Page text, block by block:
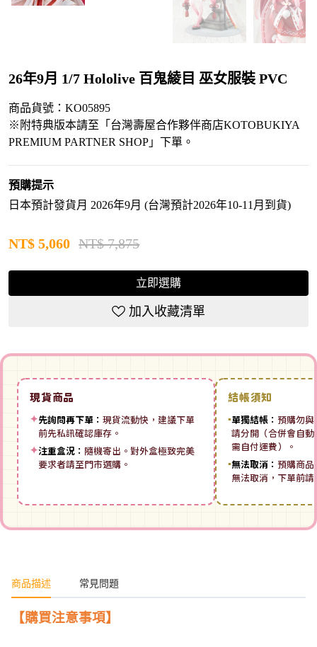
26年9月 1/7 Hololive 百鬼綾目 巫女服裝 PVC
商品貨號：KO05895
※附特典版本請至「台灣壽屋合作夥伴商店KOTOBUKIYA
PREMIUM PARTNER SHOP」下單。
預購提示
日本預計發貨月 2026年9月 (台灣預計2026年10-11月到貨)
NT$ 5,060 NT$ 7,875
立即選購
加入收藏清單
現貨商品
✦先詢問再下單： 現貨流動快，建議下單
前先私訊確認庫存。
✦注重盒況： 隨機寄出。對外盒極致完美
要求者請至門市選購。
結帳須知
▪單獨結帳： 預購勿與
請分開（合併會自
需自付運費）。
▪無法取消： 預購商品
無法取消，下單前
商品描述 常見問題
【購買注意事項】